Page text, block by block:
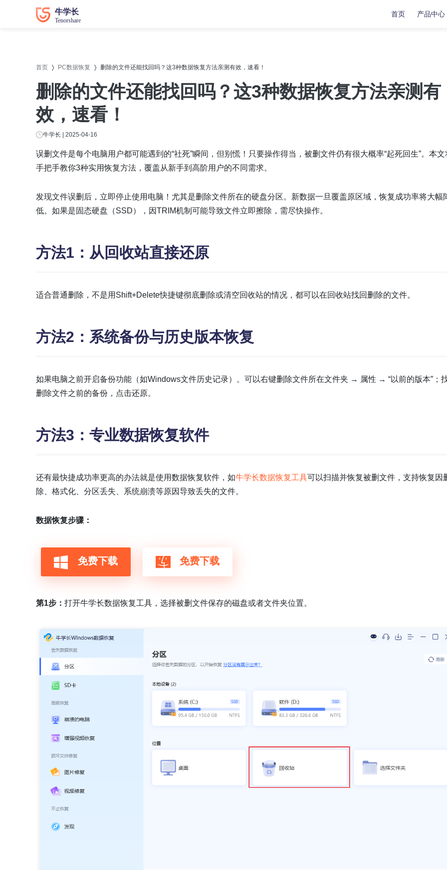
首页 产品中心
牛学长苹果数据恢复工具
牛学长安卓数据恢复工具
牛学长Windows数据恢复工具
牛学长苹果手机修复工具
牛学长安卓手机修复工具
牛学长重复文件删除工具
首页 PC数据恢复 删除的文件还能找回吗？这3种数据恢复方法亲测有效，速看！
删除的文件还能找回吗？这3种数据恢复方法亲测有
效，速看！
牛学长 | 2025-04-16
误删文件是每个电脑用户都可能遇到的“社死”瞬间，但别慌！只要操作得当，被删文件仍有很大概率“起死回生”。本文
手把手教你3种实用恢复方法，覆盖从新手到高阶用户的不同需求。
发现文件误删后，立即停止使用电脑！尤其是删除文件所在的硬盘分区。新数据一旦覆盖原区域，恢复成功率将大幅
低。如果是固态硬盘（SSD），因TRIM机制可能导致文件立即擦除，需尽快操作。
方法1：从回收站直接还原
适合普通删除，不是用Shift+Delete快捷键彻底删除或清空回收站的情况，都可以在回收站找回删除的文件。
方法2：系统备份与历史版本恢复
如果电脑之前开启备份功能（如Windows文件历史记录）。可以右键删除文件所在文件夹 → 属性 → “以前的版本”；
删除文件之前的备份，点击还原。
方法3：专业数据恢复软件
还有最快捷成功率更高的办法就是使用数据恢复软件，如牛学长数据恢复工具可以扫描并恢复被删文件，支持恢复因
除、格式化、分区丢失、系统崩溃等原因导致丢失的文件。
数据恢复步骤：
免费下载 免费下载
第1步： 打开牛学长数据恢复工具，选择被删文件保存的磁盘或者文件夹位置。